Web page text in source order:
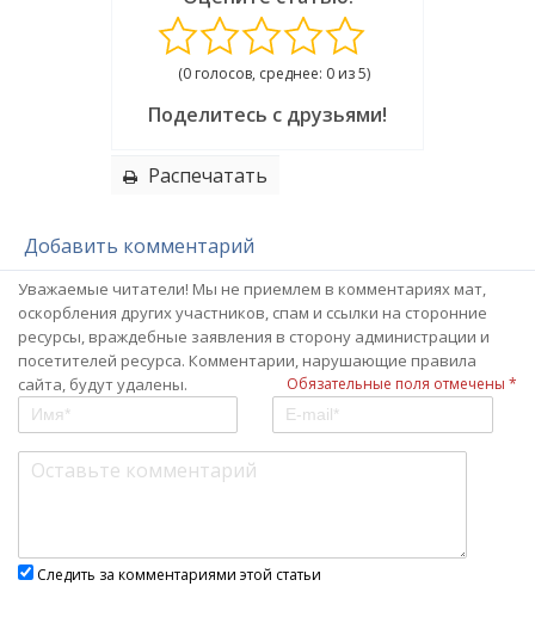
Распечатать
(0 голосов, среднее: 0 из 5)
Поделитесь с друзьями!
Добавить комментарий
Уважаемые читатели! Мы не приемлем в комментариях мат,
оскорбления других участников, спам и ссылки на сторонние
ресурсы, враждебные заявления в сторону администрации и
посетителей ресурса. Комментарии, нарушающие правила
сайта, будут удалены.
Обязательные поля отмечены *
Следить за комментариями этой статьи